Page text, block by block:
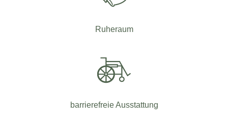
Ruheraum
barrierefreie Ausstattung